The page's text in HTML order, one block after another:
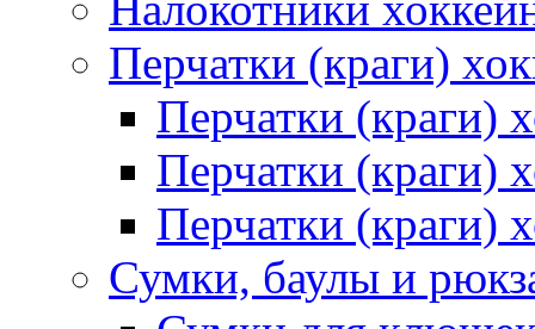
Перчатки (краги)
Перчатки (краги)
Перчатки (краги)
Перчатки (краги)
Сумки, баулы и